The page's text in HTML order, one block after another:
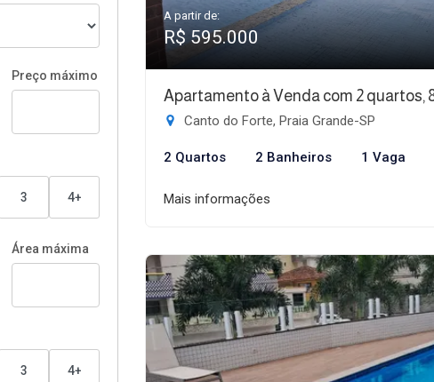
Preço máximo
3 4+
Área máxima
3 4+
A partir de:
R$ 595.000
Apartamento à Venda com 2 quartos,
Canto do Forte, Praia Grande-SP
2 Quartos 2 Banheiros 1 Vaga
Mais informações